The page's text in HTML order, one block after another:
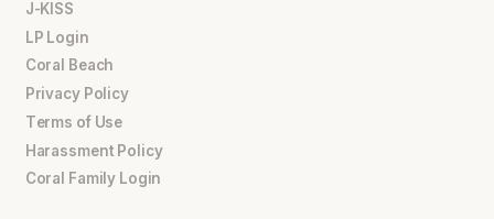
J-KISS
LP Login
Coral Beach
Privacy Policy
Terms of Use
Harassment Policy
Coral Family Login